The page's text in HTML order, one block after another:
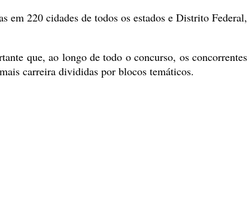
em 220 cidades de todos os estados e Distrito Federal,
que, ao longo de todo o concurso, os concorrentes
carreira divididas por blocos temáticos.